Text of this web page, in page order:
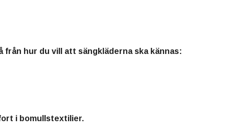
hur du vill att sängkläderna ska kännas:
i bomullstextilier.